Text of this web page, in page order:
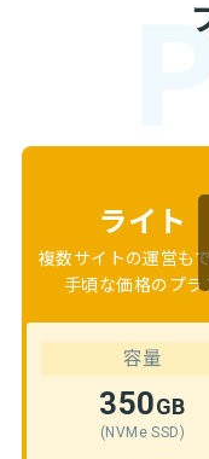
ライト
複数サイトの運営も
手頃な価格のプラ
容量
350GB
(NVMe SSD)